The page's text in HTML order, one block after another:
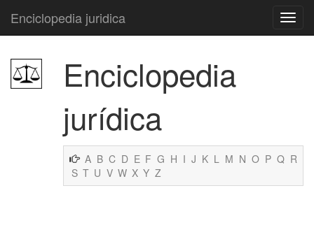
Enciclopedia juridica
Enciclopedia
jurídica
A B C D E F G H I J K L M N O P Q R
S T U V W X Y Z